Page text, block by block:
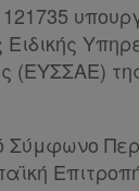
(ΕΥΣΣΑΕ)
Σύμφωνο